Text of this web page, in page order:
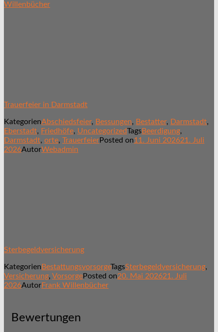
Willenbücher
Trauerfeier in Darmstadt
KategorienAbschiedsfeier, Bessungen, Bestatter, Darmstadt,
Eberstadt, Friedhöfe, UncategorizedTagsBeerdigung,
Darmstadt, orte, TrauerfeierPosted on11. Juni 202621. Juli
2026AutorWebadmin
Sterbegeldversicherung
Kategorien BestattungsvorsorgeTagsSterbegeldversicherung,
Versicherung, VorsorgePosted on20. Mai 202621. Juli
2026AutorFrank Willenbücher
Bewertungen